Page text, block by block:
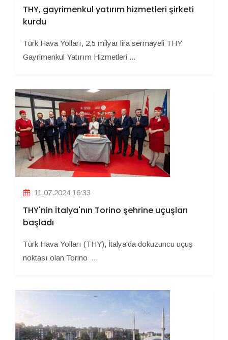
THY, gayrimenkul yatırım hizmetleri şirketi
kurdu
Türk Hava Yolları, 2,5 milyar lira sermayeli THY
Gayrimenkul Yatırım Hizmetleri ...
11.07.2024 16:33
THY'nin İtalya'nın Torino şehrine uçuşları
başladı
Türk Hava Yolları (THY), İtalya'da dokuzuncu uçuş
noktası olan Torino ...